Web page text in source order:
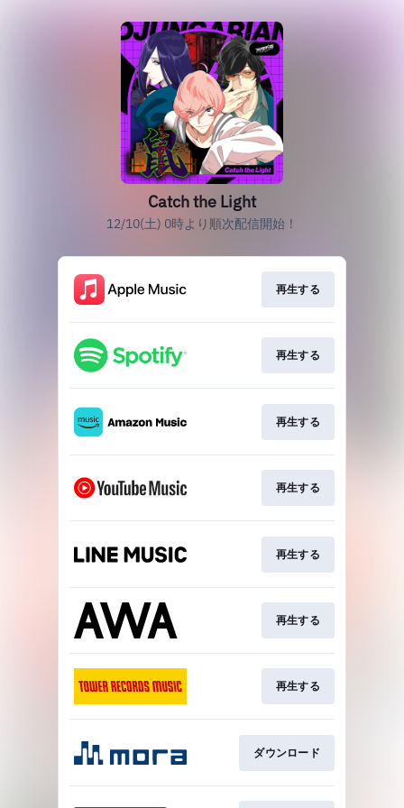
Catch the Light
12/10(土) 0時より順次配信開始！
再生する
再生する
再生する
再生する
再生する
再生する
再生する
ダウンロード